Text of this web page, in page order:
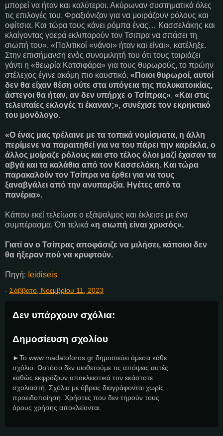
μπορεί να ήταν και καλύτεροι. Ακύρωναν συστηματικά όλες
τις επιλογές του. Φραξιόνιζαν για να μοιράζουν ρόλους και
οφίτσια. Και τώρα τους κάνει ρόμπα ένας… Κασσελάκης και
κλαίγοντας γοερά εκλιπαρούν τον Τσιπρα να σπάσει τη
σιωπή του». «Πολιτικοί «νάνοι» ήταν και είναι», κατέληξε.
Στην επισήμανση ενός συνομιλητή του ότι τους ταιριάζει
γάντι η «θεωρία Κατσιφάρα» για τους θυρωρούς, το πρώην
στέλεχος έγινε ακόμη πιο καυστικό. «Ποιοι θυρωροί, αυτοί
δεν θα είχαν θέση ούτε στα υπόγεια της πολυκατοικίας,
άστεγοι θα ήταν, αν δεν υπήρχε ο Τσίπρας». «Και στις
τελευταίες εκλογές τι έκαναν;», συνέχισε τον εκρηκτικό
του μονόλογο.
«O ένας μας τρέλαινε με τα τοπικά νομίσματα, η άλλη
περίμενε να παραιτηθεί για να του πάρει την καρέκλα, ο
άλλος μοίραζε ρόλους και στο τέλος όλοι μαζί έχασαν τα
αβγά και τα καλάθια από τον Κασσελάκη. Και τώρα
παρακαλούν τον Τσίπρα να έρθει για να τους
ξαναβγάλει από την ανυπαρξία. Ηγέτες από τα
πανέρια».
Κάπου εκεί τελείωσε ο εξάψαλμος και έκλεισε με ένα
συμπέρασμα. Ότι τελικά «η σιωπή είναι χρυσός».
Γιατί αν ο Τσίπρας αποφάσιζε να μιλήσει, κάποιοι δεν
θα ήξεραν πού να κρυφτούν.
Πηγή: Ieidiseis
- Σάββατο, Νοεμβρίου 11, 2023
Δεν υπάρχουν σχόλια:
Δημοσίευση σχολίου
►Το www.madatoforos.gr δημοσιεύει άμεσα κάθε
σχόλιο. Ωστόσο δεν υιοθετούμε τις απόψεις αυτές
καθώς εκφράζουν αποκλειστικά τον εκάστοτε
σχολιαστή. Σχόλια με ύβρεις διαγράφονται χωρίς
προειδοποίηση. Χρήστες που δεν τηρούν τους
όρους χρήσης αποκλείονται.